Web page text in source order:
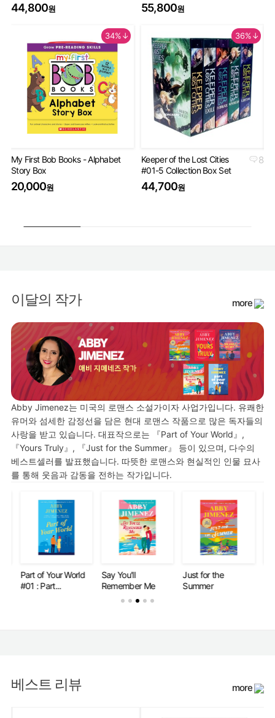
44,800원 55,800원
34%↓
My First Bob Books - Alphabet
Story Box
20,000원
36%↓
8
Keeper of the Lost Cities
#01-5 Collection Box Set
44,700원
이달의 작가 more
Abby Jimenez는 미국의 로맨스 소설가이자 사업가입니다. 유쾌한
유머와 섬세한 감정선을 담은 현대 로맨스 작품으로 많은 독자들의
사랑을 받고 있습니다. 대표작으로는 『Part of Your World』,
『Yours Truly』, 『Just for the Summer』 등이 있으며, 다수의
베스트셀러를 발표했습니다. 따뜻한 로맨스와 현실적인 인물 묘사
를 통해 웃음과 감동을 전하는 작가입니다.
of Your World
: Part...
Say You'll
Remember Me
Just for the
Summer
베스트 리뷰 more